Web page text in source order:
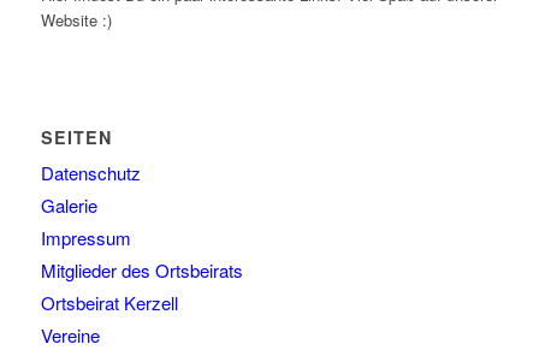
Website :)
SEITEN
Datenschutz
Galerie
Impressum
Mitglieder des Ortsbeirats
Ortsbeirat Kerzell
Vereine